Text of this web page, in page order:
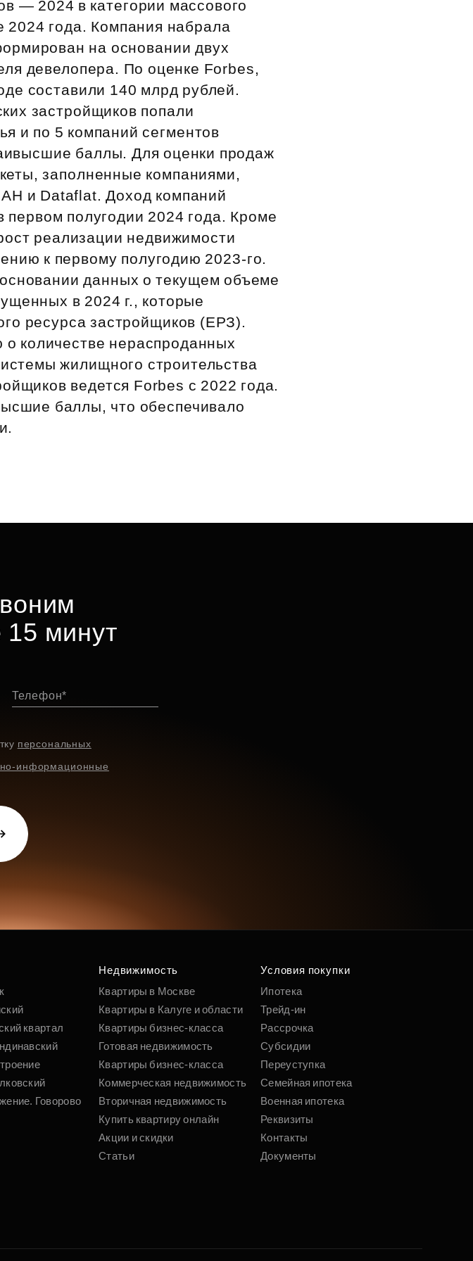
— 2024 в категории массового
2024 года. Компания набрала
на основании двух
девелопера. По оценке Forbes,
составили 140 млрд рублей.
застройщиков попали
и по 5 компаний сегментов
баллы. Для оценки продаж
заполненные компаниями,
и Dataflat. Доход компаний
полугодии 2024 года. Кроме
реализации недвижимости
к первому полугодию 2023‑го.
данных о текущем объеме
в 2024 г., которые
ресурса застройщиков (ЕРЗ).
количестве нераспроданных
жилищного строительства
ведется Forbes с 2022 года.
баллы, что обеспечивало
15 минут
Телефон
персональных
информационные
квартал
Говорово
Недвижимость
Квартиры в Москве
Квартиры в Калуге и области
Квартиры бизнес-класса
Готовая недвижимость
Квартиры бизнес-класса
Коммерческая недвижимость
Вторичная недвижимость
Купить квартиру онлайн
Акции и скидки
Статьи
Условия покупки
Ипотека
Трейд-ин
Рассрочка
Субсидии
Переуступка
Семейная ипотека
Военная ипотека
Реквизиты
Контакты
Документы